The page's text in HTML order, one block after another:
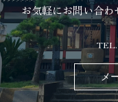
お気軽にお問い合わ
TEL.
メ